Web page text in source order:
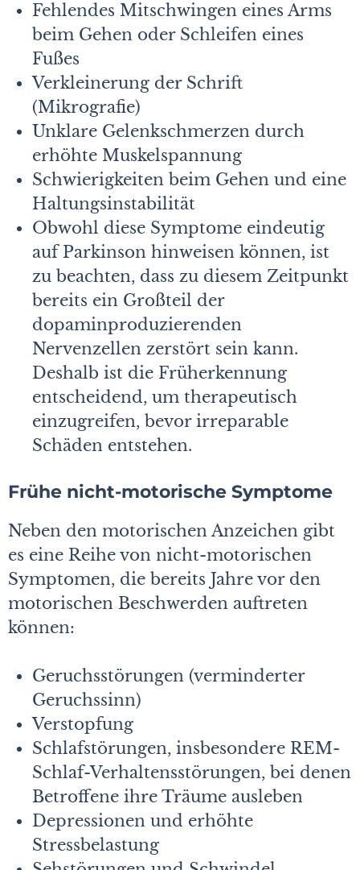
Fehlendes Mitschwingen eines Arms
beim Gehen oder Schleifen eines
Fußes
Verkleinerung der Schrift
(Mikrografie)
Unklare Gelenkschmerzen durch
erhöhte Muskelspannung
Schwierigkeiten beim Gehen und eine
Haltungsinstabilität
Obwohl diese Symptome eindeutig
auf Parkinson hinweisen können, ist
zu beachten, dass zu diesem Zeitpunkt
bereits ein Großteil der
dopaminproduzierenden
Nervenzellen zerstört sein kann.
Deshalb ist die Früherkennung
entscheidend, um therapeutisch
einzugreifen, bevor irreparable
Schäden entstehen.
Frühe nicht-motorische Symptome
Neben den motorischen Anzeichen gibt
es eine Reihe von nicht-motorischen
Symptomen, die bereits Jahre vor den
motorischen Beschwerden auftreten
können:
Geruchsstörungen (verminderter
Geruchssinn)
Verstopfung
Schlafstörungen, insbesondere REM-
Schlaf-Verhaltensstörungen, bei denen
Betroffene ihre Träume ausleben
Depressionen und erhöhte
Stressbelastung